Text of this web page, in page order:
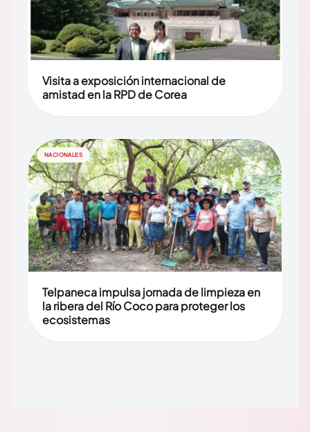
Visita a exposición internacional de
amistad en la RPD de Corea
NACIONALES
Telpaneca impulsa jornada de limpieza en
la ribera del Río Coco para proteger los
ecosistemas